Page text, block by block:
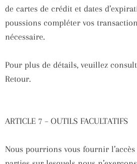
de cartes de crédit et dates
poussions compléter vos
nécessaire.
Pour plus de détails, veuillez
Retour.
ARTICLE 7 – OUTILS FACULTATIFS
Nous pourrions vous fournir